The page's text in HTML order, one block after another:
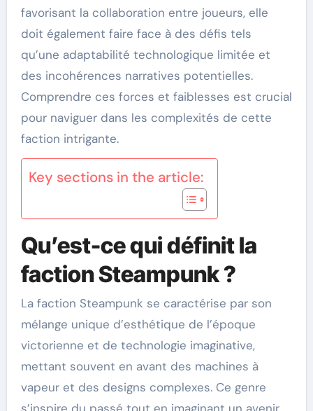
favorisant la collaboration entre joueurs, elle
doit également faire face à des défis tels
qu’une adaptabilité technologique limitée et
des incohérences narratives potentielles.
Comprendre ces forces et faiblesses est crucial
pour naviguer dans les complexités de cette
faction intrigante.
Key sections in the article:
Qu’est-ce qui définit la
faction Steampunk ?
La faction Steampunk se caractérise par son
mélange unique d’esthétique de l’époque
victorienne et de technologie imaginative,
mettant souvent en avant des machines à
vapeur et des designs complexes. Ce genre